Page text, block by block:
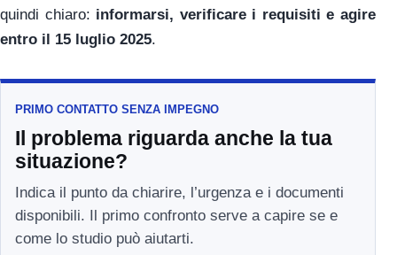
quindi chiaro: informarsi, verificare i requisiti e agire
entro il 15 luglio 2025.
PRIMO CONTATTO SENZA IMPEGNO
Il problema riguarda anche la tua
situazione?
Indica il punto da chiarire, l’urgenza e i documenti
disponibili. Il primo confronto serve a capire se e
come lo studio può aiutarti.